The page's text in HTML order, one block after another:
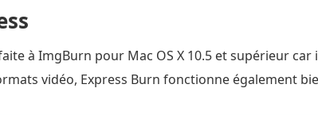
à ImgBurn pour Mac OS X 10.5 et supérieur
vidéo, Express Burn fonctionne également